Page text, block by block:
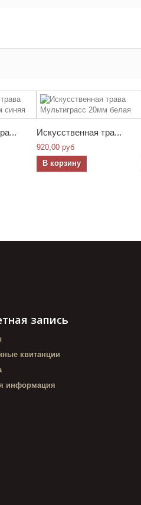
Искусственная тра...
920,00 руб
В корзину
запись
квитанции
информация